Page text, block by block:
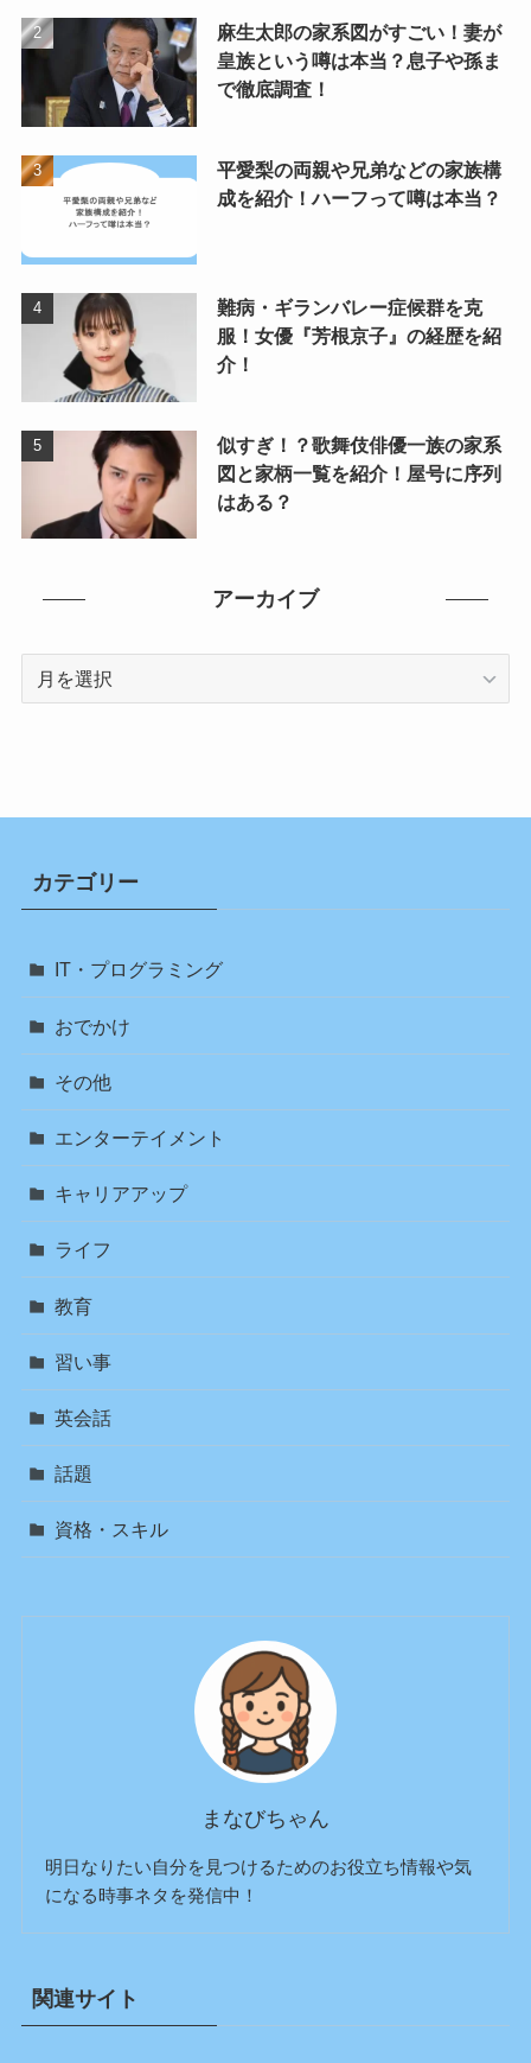
麻生太郎の家系図がすごい！妻が
皇族という噂は本当？息子や孫ま
で徹底調査！
平愛梨の両親や兄弟などの家族構
成を紹介！ハーフって噂は本当？
難病・ギランバレー症候群を克
服！女優『芳根京子』の経歴を紹
介！
似すぎ！？歌舞伎俳優一族の家系
図と家柄一覧を紹介！屋号に序列
はある？
アーカイブ
カテゴリー
IT・プログラミング
おでかけ
その他
エンターテイメント
キャリアアップ
ライフ
教育
習い事
英会話
話題
資格・スキル
まなびちゃん
明日なりたい自分を見つけるためのお役立ち情報や気
になる時事ネタを発信中！
関連サイト